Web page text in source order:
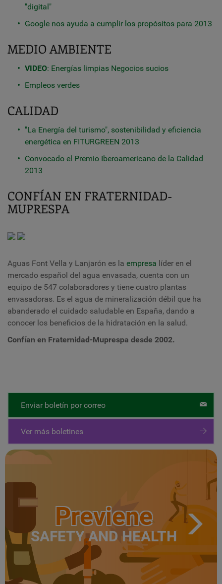
"digital"
Google nos ayuda a cumplir los propósitos para 2013
MEDIO AMBIENTE
VIDEO: Energías limpias Negocios sucios
Empleos verdes
CALIDAD
"La Energía del turismo", sostenibilidad y eficiencia
energética en FITURGREEN 2013
Convocado el Premio Iberoamericano de la Calidad
2013
CONFÍAN EN FRATERNIDAD-
MUPRESPA
Aguas Font Vella y Lanjarón es la empresa líder en el
mercado español del agua envasada, cuenta con un
equipo de 547 colaboradores y tiene cuatro plantas
envasadoras. Es el agua de mineralización débil que ha
abanderado el cuidado saludable en España, dando a
conocer los beneficios de la hidratación en la salud.
Confían en Fraternidad-Muprespa desde 2002.
Enviar boletín por correo
Ver más boletines
Previene
SAFETY AND HEALTH